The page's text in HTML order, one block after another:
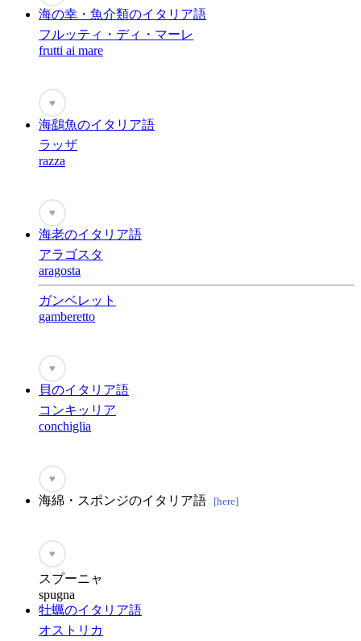
海の幸・魚介類のイタリア語
フルッティ・ディ・マーレ
frutti ai mare
♥
海鷂魚のイタリア語
ラッザ
razza
♥
海老のイタリア語
アラゴスタ
aragosta
ガンベレット
gamberetto
♥
貝のイタリア語
コンキッリア
conchiglia
♥
海綿・スポンジのイタリア語 [here]
♥
スプーニャ
spugna
牡蠣のイタリア語
オストリカ